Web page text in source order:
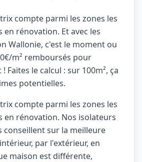
compte parmi les zones les
en rénovation. Et avec les
Wallonie, c'est le moment ou
m² remboursés pour
Faites le calcul : sur 100m², ça
potentielles.
compte parmi les zones les
en rénovation. Nos isolateurs
conseillent sur la meilleure
par l'extérieur, en
maison est différente,